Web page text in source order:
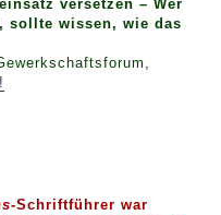
versetzen – Wer
sollte wissen, wie das
-Schriftführer war